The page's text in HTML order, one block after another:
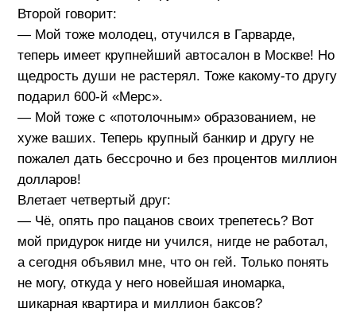
Второй говорит:
— Мой тоже молодец, отучился в Гарварде,
теперь имеет крупнейший автосалон в Москве! Но
щедрость души не растерял. Тоже какому-то другу
подарил 600-й «Мерс».
— Мой тоже с «потолочным» образованием, не
хуже ваших. Теперь крупный банкир и другу не
пожалел дать бессрочно и без процентов миллион
долларов!
Влетает четвертый друг:
— Чё, опять про пацанов своих трепетесь? Вот
мой придурок нигде ни учился, нигде не работал,
а сегодня объявил мне, что он гей. Только понять
не могу, откуда у него новейшая иномарка,
шикарная квартира и миллион баксов?